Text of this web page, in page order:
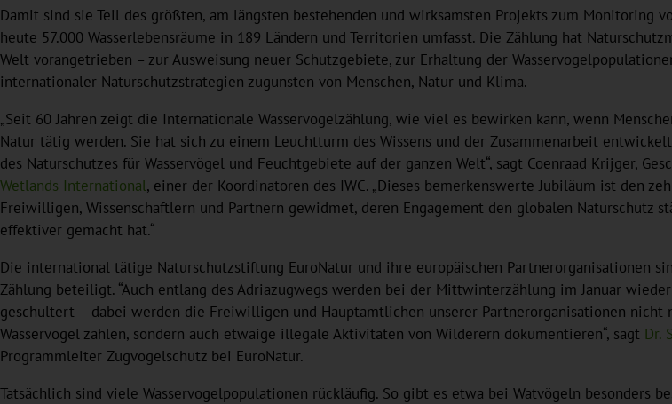
Damit sind sie Teil des größten, am längsten bestehenden und wirksamsten Projekts zum Monitoring
heute 57.000 Wasserlebensräume in 189 Ländern und Territorien umfasst. Die Zählung hat
Welt vorangetrieben – zur Ausweisung neuer Schutzgebiete, zur Erhaltung der
internationaler Naturschutzstrategien zugunsten von Menschen, Natur und Klima.
„Seit 60 Jahren zeigt die Internationale Wasservogelzählung, wie viel es bewirken kann, wenn
Natur tätig werden. Sie hat sich zu einem Leuchtturm des Wissens und der Zusammenarbeit
des Naturschutzes für Wasservögel und Feuchtgebiete auf der ganzen Welt“, sagt Coenraad Krijger,
Wetlands International, einer der Koordinatoren des IWC. „Dieses bemerkenswerte Jubiläum ist den
Freiwilligen, Wissenschaftlern und Partnern gewidmet, deren Engagement den globalen Naturschutz
effektiver gemacht hat.“
Die international tätige Naturschutzstiftung EuroNatur und ihre europäischen Partnerorganisationen
Zählung beteiligt. “Auch entlang des Adriazugwegs werden bei der Mittwinterzählung im Januar
geschultert – dabei werden die Freiwilligen und Hauptamtlichen unserer Partnerorganisationen nicht
Wasservögel zählen, sondern auch etwaige illegale Aktivitäten von Wilderern dokumentieren“, sagt Dr.
Programmleiter Zugvogelschutz bei EuroNatur.
Tatsächlich sind viele Wasservogelpopulationen rückläufig. So gibt es etwa bei Watvögeln besonders